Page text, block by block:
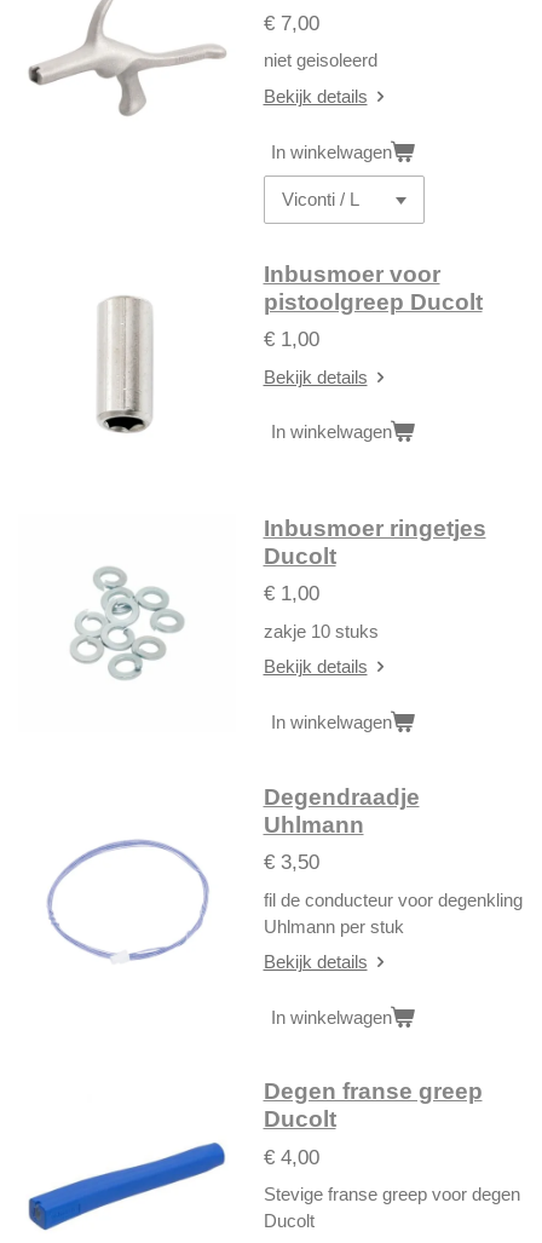
€ 7,00
niet geisoleerd
Bekijk details
In winkelwagen
Inbusmoer voor
pistoolgreep Ducolt
€ 1,00
Bekijk details
In winkelwagen
Inbusmoer ringetjes
Ducolt
€ 1,00
zakje 10 stuks
Bekijk details
In winkelwagen
Degendraadje
Uhlmann
€ 3,50
fil de conducteur voor degenkling
Uhlmann per stuk
Bekijk details
In winkelwagen
Degen franse greep
Ducolt
€ 4,00
Stevige franse greep voor degen
Ducolt